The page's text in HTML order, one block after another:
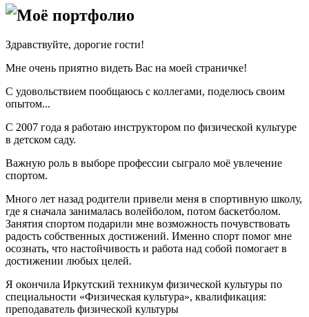
Моё портфолио
Здравствуйте, дорогие гости!
Мне очень приятно видеть Вас на моей страничке!
С удовольствием пообщаюсь с коллегами, поделюсь своим
опытом...
С 2007 года я работаю инструктором по физической культуре
в детском саду.
Важную роль в выборе профессии сыграло моё увлечение
спортом.
Много лет назад родители привели меня в спортивную школу,
где я сначала занималась волейболом, потом баскетболом.
Занятия спортом подарили мне возможность почувствовать
радость собственных достижений. Именно спорт помог мне
осознать, что настойчивость и работа над собой помогает в
достижении любых целей.
Я окончила Иркутский техникум физической культуры по
специальности «Физическая культура», квалификация:
преподаватель физической культуры